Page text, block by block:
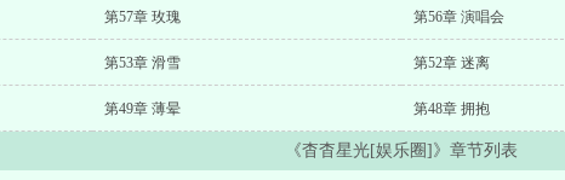
第57章 玫瑰 第56章 演唱会
第53章 滑雪 第52章 迷离
第49章 薄晕 第48章 拥抱
《杳杳星光[娱乐圈]》章节列表